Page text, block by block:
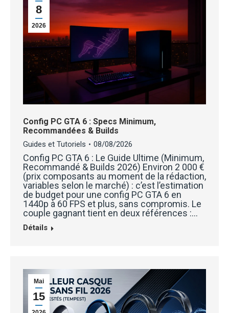
8
2026
Config PC GTA 6 : Specs Minimum,
Recommandées & Builds
Guides et Tutoriels 08/08/2026
Config PC GTA 6 : Le Guide Ultime (Minimum,
Recommandé & Builds 2026) Environ 2 000 €
(prix composants au moment de la rédaction,
variables selon le marché) : c’est l’estimation
de budget pour une config PC GTA 6 en
1440p à 60 FPS et plus, sans compromis. Le
couple gagnant tient en deux références :…
Détails
Mai
15